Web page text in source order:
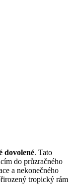
dovolené. Tato
do průzračného
a nekonečného
tropický rám